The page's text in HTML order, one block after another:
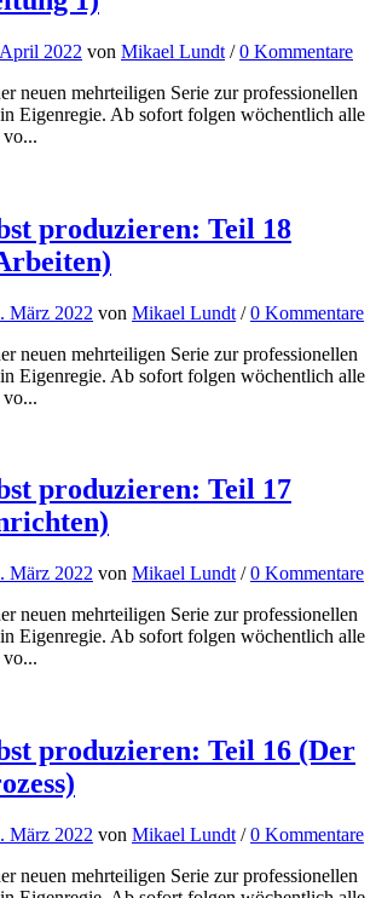
2022 von Mikael Lundt /0 Kommentare
neuen mehrteiligen Serie zur professionellen
Eigenregie. Ab sofort folgen wöchentlich alle
produzieren: Teil 18
März 2022 von Mikael Lundt /0 Kommentare
neuen mehrteiligen Serie zur professionellen
Eigenregie. Ab sofort folgen wöchentlich alle
produzieren: Teil 17
März 2022 von Mikael Lundt /0 Kommentare
neuen mehrteiligen Serie zur professionellen
Eigenregie. Ab sofort folgen wöchentlich alle
produzieren: Teil 16 (Der
März 2022 von Mikael Lundt /0 Kommentare
neuen mehrteiligen Serie zur professionellen